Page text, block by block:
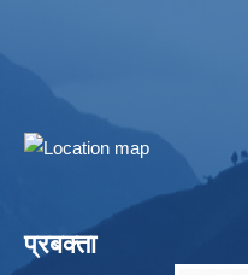
प्रबक्ता